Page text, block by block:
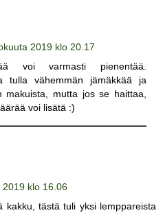
2019 klo 20.17
voi varmasti pienentää.
tulla vähemmän jämäkkää ja
makuista, mutta jos se haittaa,
voi lisätä :)
2019 klo 16.06
kakku, tästä tuli yksi lemppareista